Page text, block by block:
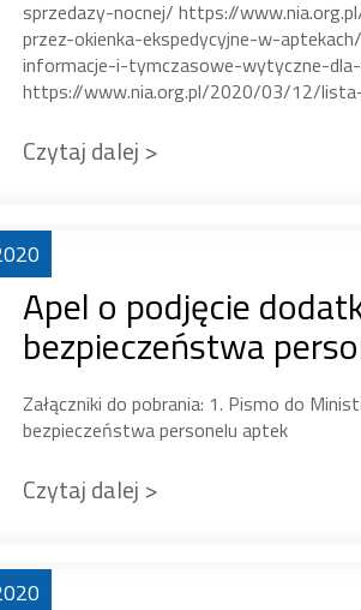
sprzedazy-nocnej/ https://
przez-okienka-ekspedycyjne-w-
informacje-i-tymczasowe-wytyczne-
https://www.nia.org.pl/2020/03/12/
Czytaj dalej >
Apel o podjęcie
bezpieczeństwa
Załączniki do pobrania: 1. Pismo do
bezpieczeństwa personelu aptek
Czytaj dalej >